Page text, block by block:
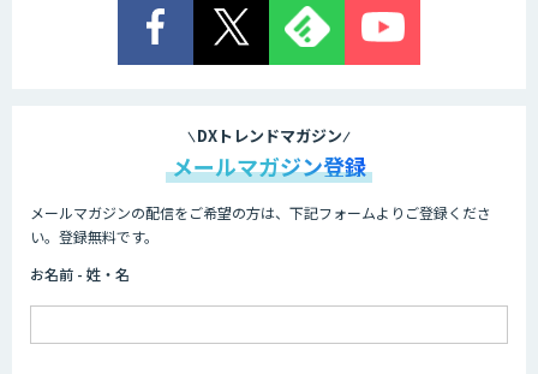
DXトレンドマガジン
メールマガジン登録
メールマガジンの配信をご希望の方は、下記フォームよりご登録くださ
い。登録無料です。
お名前 - 姓・名